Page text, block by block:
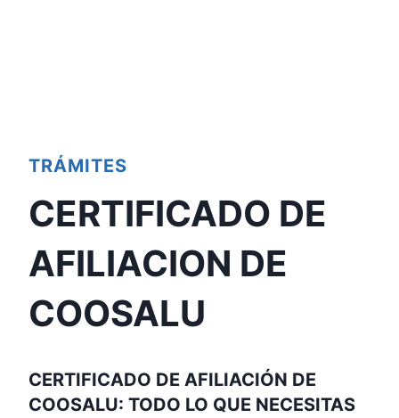
TRÁMITES
CERTIFICADO DE
AFILIACION DE
COOSALU
CERTIFICADO DE AFILIACIÓN DE
COOSALU: TODO LO QUE NECESITAS